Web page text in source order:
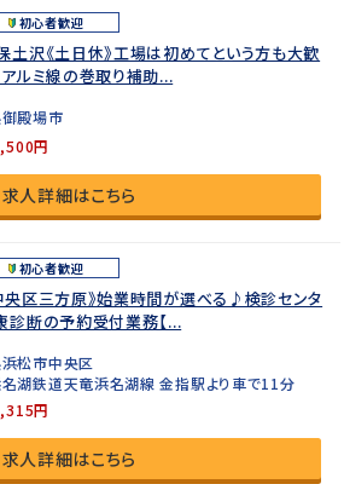
初心者歓迎
土沢《土日休》工場は初めてという方も大歓
ルミ線の巻取り補助...
殿場市
円
求人詳細はこちら
初心者歓迎
央区三方原》始業時間が選べる♪検診センタ
診断の予約受付業務【...
松市中央区
湖鉄道天竜浜名湖線 金指駅より車で11分
円
求人詳細はこちら